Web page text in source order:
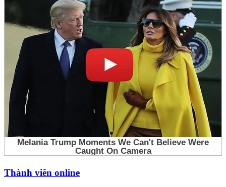
Thành viên online